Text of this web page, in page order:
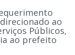
ao
Públicos,
ao prefeito